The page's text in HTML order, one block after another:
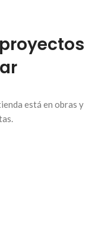
está en obras y